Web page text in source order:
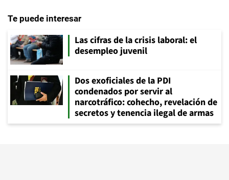
Te puede interesar
Las cifras de la crisis laboral: el
desempleo juvenil
Dos exoficiales de la PDI
condenados por servir al
narcotráfico: cohecho, revelación de
secretos y tenencia ilegal de armas